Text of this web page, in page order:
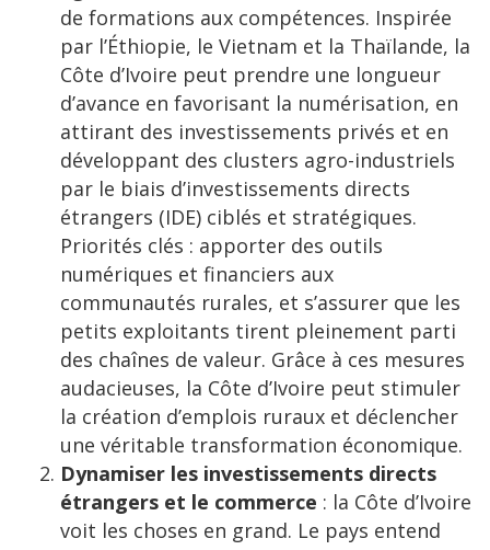
de formations aux compétences. Inspirée
par l’Éthiopie, le Vietnam et la Thaïlande, la
Côte d’Ivoire peut prendre une longueur
d’avance en favorisant la numérisation, en
attirant des investissements privés et en
développant des clusters agro-industriels
par le biais d’investissements directs
étrangers (IDE) ciblés et stratégiques.
Priorités clés : apporter des outils
numériques et financiers aux
communautés rurales, et s’assurer que les
petits exploitants tirent pleinement parti
des chaînes de valeur. Grâce à ces mesures
audacieuses, la Côte d’Ivoire peut stimuler
la création d’emplois ruraux et déclencher
une véritable transformation économique.
Dynamiser les investissements directs
étrangers et le commerce : la Côte d’Ivoire
voit les choses en grand. Le pays entend